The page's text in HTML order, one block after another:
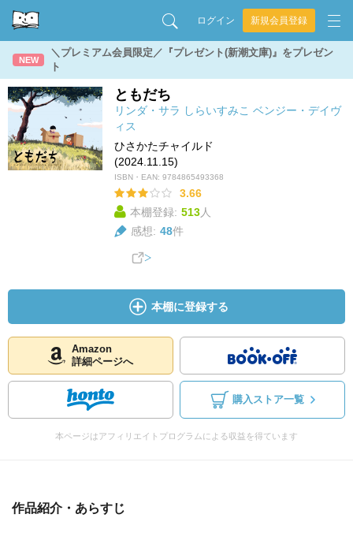
ログイン 新規会員登録
NEW
＼プレミアム会員限定／『プレゼント(新潮文庫)』をプレゼン
ト
ともだち
リンダ・サラ しらいすみこ ベンジー・デイヴ
ィス
ひさかたチャイルド
(2024.11.15)
ISBN・EAN: 9784865493368
3.66
本棚登録: 513人
感想: 48件
本棚に登録する
Amazon
詳細ページへ
購入ストア一覧
本ページはアフィリエイトプログラムによる収益を得ています
作品紹介・あらすじ